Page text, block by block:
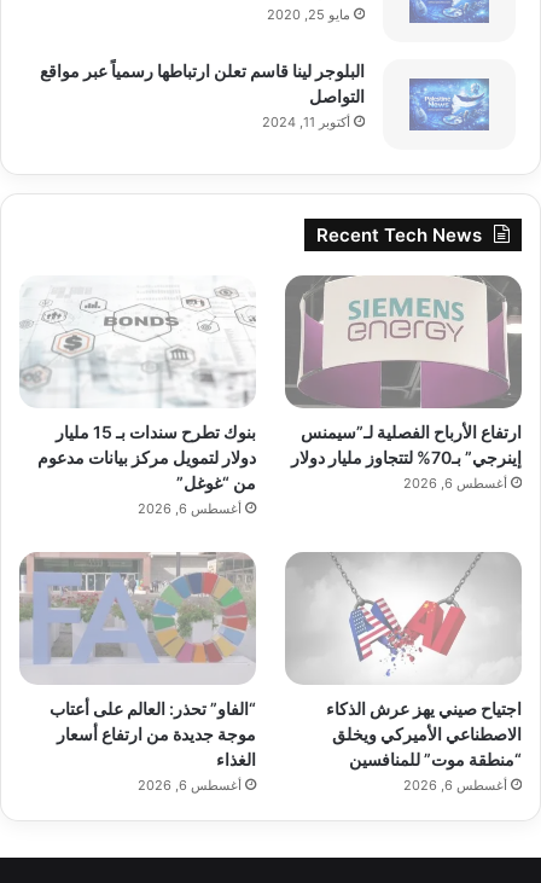
مايو 25, 2020
البلوجر لينا قاسم تعلن ارتباطها رسمياً عبر مواقع
التواصل
أكتوبر 11, 2024
Recent Tech News
ارتفاع الأرباح الفصلية لـ”سيمنس
إينرجي” بـ70% لتتجاوز مليار دولار
أغسطس 6, 2026
بنوك تطرح سندات بـ 15 مليار
دولار لتمويل مركز بيانات مدعوم
من “غوغل”
أغسطس 6, 2026
اجتياح صيني يهز عرش الذكاء
الاصطناعي الأميركي ويخلق
“منطقة موت” للمنافسين
أغسطس 6, 2026
“الفاو” تحذر: العالم على أعتاب
موجة جديدة من ارتفاع أسعار
الغذاء
أغسطس 6, 2026